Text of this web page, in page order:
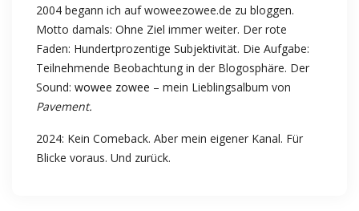
2004 begann ich auf woweezowee.de zu bloggen.
Motto damals: Ohne Ziel immer weiter. Der rote
Faden: Hundertprozentige Subjektivität. Die Aufgabe:
Teilnehmende Beobachtung in der Blogosphäre. Der
Sound: wowee zowee – mein Lieblingsalbum von
Pavement.
2024: Kein Comeback. Aber mein eigener Kanal. Für
Blicke voraus. Und zurück.